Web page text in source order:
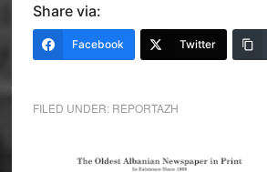
Share via:
Facebook Twitter
FILED UNDER: REPORTAZH